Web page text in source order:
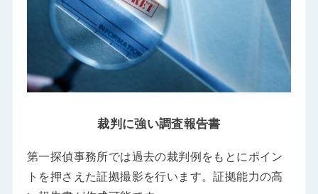
裁判に強い調査報告書
第一探偵事務所では過去の裁判例をもとにポイン
トを押さえた証拠撮影を行います。証拠能力の高